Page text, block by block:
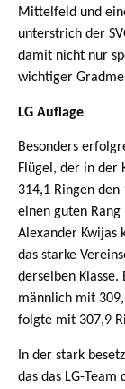
Mittelfeld und
unterstrich der
damit nicht nur
wichtiger
LG Auflage
Besonders
Flügel, der in der
314,1 Ringen
einen guten
Alexander Kwijas
das starke
derselben Klasse.
männlich mit
folgte mit 307,9
In der stark
das das LG-Team